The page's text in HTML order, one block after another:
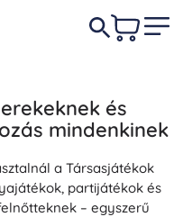
és
mindenkinek
a Társasjátékok
partijátékok és
– egyszerű